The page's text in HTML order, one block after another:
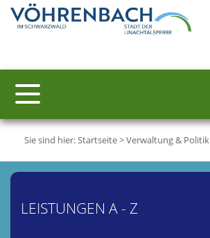
Sie sind hier:Startseite>Verwaltung & Politik
LEISTUNGEN A - Z